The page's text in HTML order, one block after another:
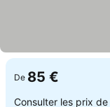
De 85 €
Consulter les prix de